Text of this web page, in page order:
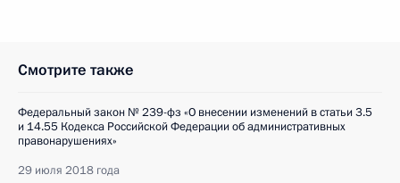
Смотрите также
Федеральный закон № 239-фз «О внесении изменений в статьи 3.5
и 14.55 Кодекса Российской Федерации об административных
правонарушениях»
29 июля 2018 года